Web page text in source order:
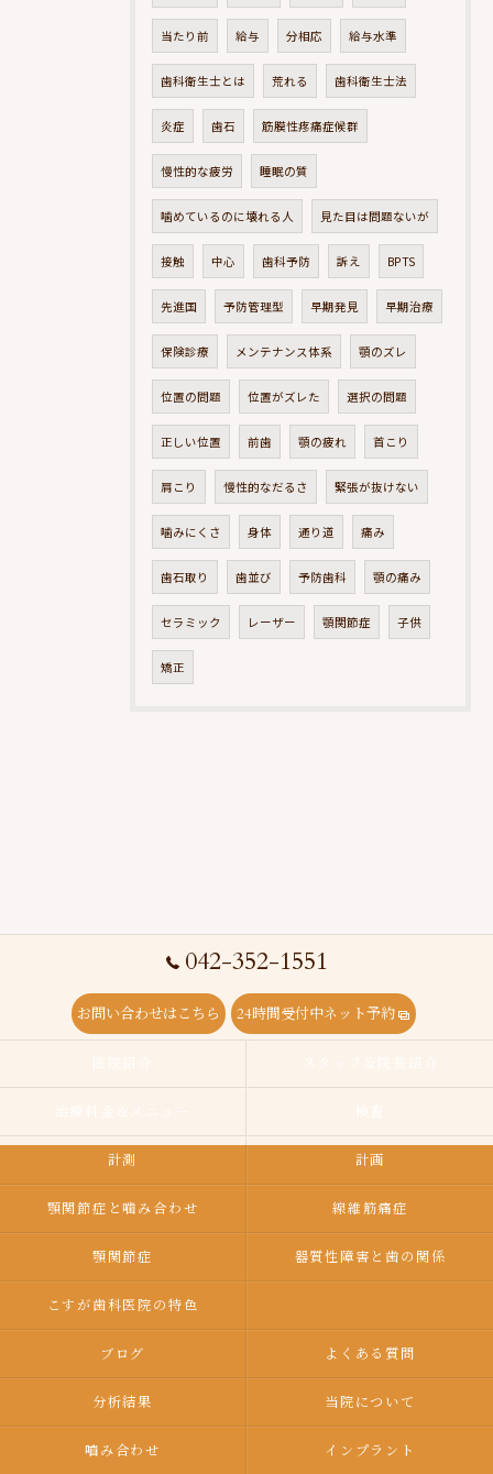
当たり前 給与 分相応 給与水準
歯科衛生士とは 荒れる 歯科衛生士法
炎症 歯石 筋膜性疼痛症候群
慢性的な疲労 睡眠の質
噛めているのに壊れる人 見た目は問題ないが
接触 中心 歯科予防 訴え BPTS
先進国 予防管理型 早期発見 早期治療
保険診療 メンテナンス体系 顎のズレ
位置の問題 位置がズレた 選択の問題
正しい位置 前歯 顎の疲れ 首こり
肩こり 慢性的なだるさ 緊張が抜けない
噛みにくさ 身体 通り道 痛み
歯石取り 歯並び 予防歯科 顎の痛み
セラミック レーザー 顎関節症 子供
矯正
042-352-1551
お問い合わせはこちら 24時間受付中ネット予約
計測 計画
顎関節症と噛み合わせ 線維筋痛症
顎関節症 器質性障害と歯の関係
こすが歯科医院の特色
ブログ よくある質問
分析結果 当院について
嚙み合わせ インプラント